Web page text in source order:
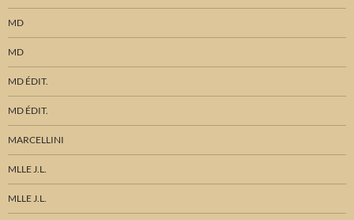
MD
MD
MD ÉDIT.
MD ÉDIT.
MARCELLINI
MLLE J.L.
MLLE J.L.